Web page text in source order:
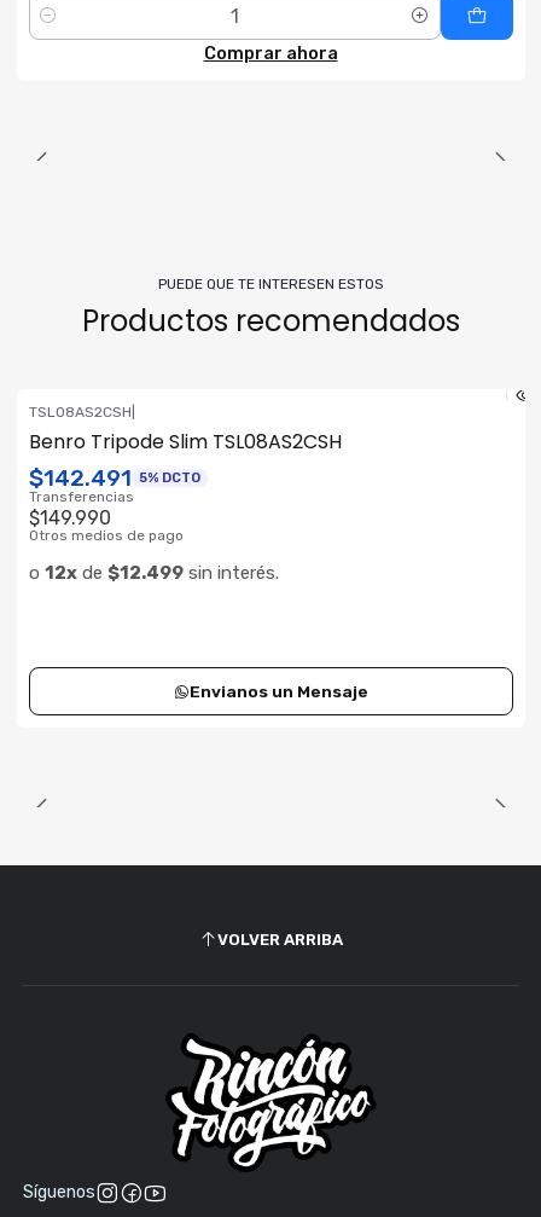
Cantidad
Comprar ahora
PUEDE QUE TE INTERESEN ESTOS
Productos recomendados
TSL08AS2CSH
Benro Tripode Slim TSL08AS2CSH
$142.491 5% DCTO
Transferencias
$149.990
Otros medios de pago
o 12xde $12.499sin interés.
Envianos un Mensaje
VOLVER ARRIBA
Síguenos